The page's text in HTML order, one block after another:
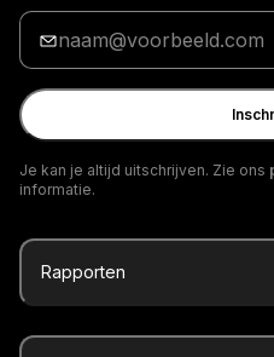
Voer
e-
mailadres
in
Je kan je altijd uitschrijven. Zie ons
informatie.
Rapporten